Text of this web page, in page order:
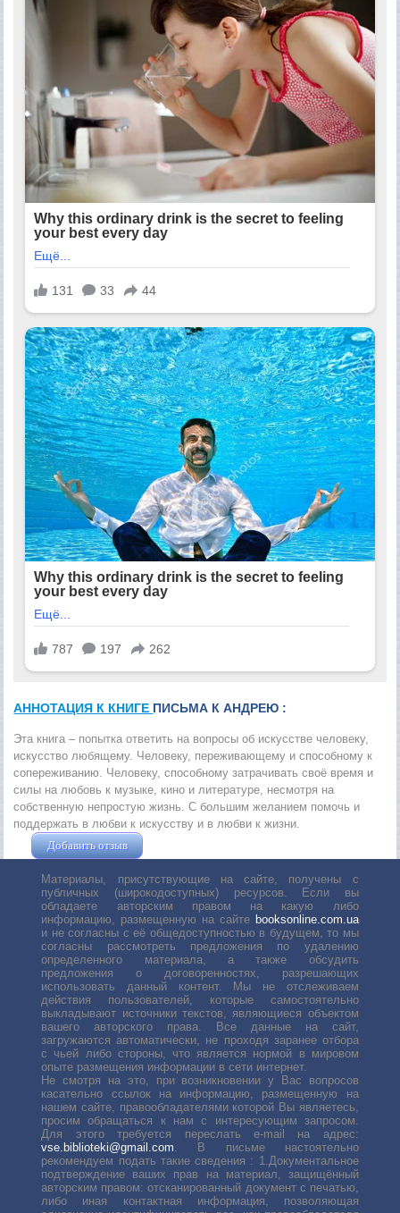
АННОТАЦИЯ К КНИГЕ ПИСЬМА К АНДРЕЮ :
Эта книга – попытка ответить на вопросы об искусстве человеку,
искусство любящему. Человеку, переживающему и способному к
сопереживанию. Человеку, способному затрачивать своё время и
силы на любовь к музыке, кино и литературе, несмотря на
собственную непростую жизнь. С большим желанием помочь и
поддержать в любви к искусству и в любви к жизни.
Добавить отзыв
Материалы, присутствующие на сайте, получены с
публичных (широкодоступных) ресурсов. Если вы
обладаете авторским правом на какую либо
информацию, размещенную на сайте booksonline.com.ua
и не согласны с её общедоступностью в будущем, то мы
согласны рассмотреть предложения по удалению
определенного материала, а также обсудить
предложения о договоренностях, разрешающих
использовать данный контент. Мы не отслеживаем
действия пользователей, которые самостоятельно
выкладывают источники текстов, являющиеся объектом
вашего авторского права. Все данные на сайт,
загружаются автоматически, не проходя заранее отбора
с чьей либо стороны, что является нормой в мировом
опыте размещения информации в сети интернет.
Не смотря на это, при возникновении у Вас вопросов
касательно ссылок на информацию, размещенную на
нашем сайте, правообладателями которой Вы являетесь,
просим обращаться к нам с интересующим запросом.
Для этого требуется переслать е-mail на адрес:
vse.biblioteki@gmail.com. В письме настоятельно
рекомендуем подать такие сведения : 1.Документальное
подтверждение ваших прав на материал, защищённый
авторским правом: отсканированный документ с печатью,
либо иная контактная информация, позволяющая